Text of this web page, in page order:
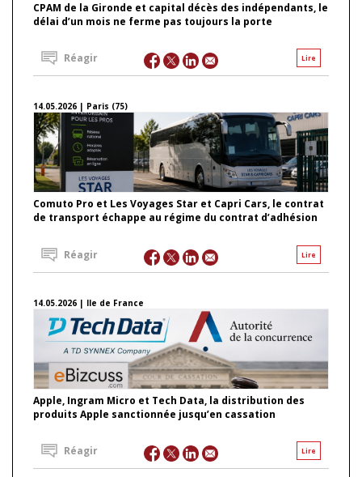
CPAM de la Gironde et capital décès des indépendants, le
délai d’un mois ne ferme pas toujours la porte
Lire
Réagir
14.05.2026 | Paris (75)
Comuto Pro et Les Voyages Star et Capri Cars, le contrat
de transport échappe au régime du contrat d’adhésion
Lire
Réagir
14.05.2026 | Ile de France
Apple, Ingram Micro et Tech Data, la distribution des
produits Apple sanctionnée jusqu’en cassation
Lire
Réagir